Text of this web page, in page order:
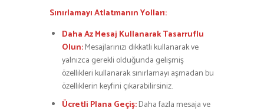
Sınırlamayı Atlatmanın Yolları:
Daha Az Mesaj Kullanarak Tasarruflu
Olun:Mesajlarınızı dikkatli kullanarak ve
yalnızca gerekli olduğunda gelişmiş
özellikleri kullanarak sınırlamayı aşmadan bu
özelliklerin keyfini çıkarabilirsiniz.
Ücretli Plana Geçiş:Daha fazla mesaja ve